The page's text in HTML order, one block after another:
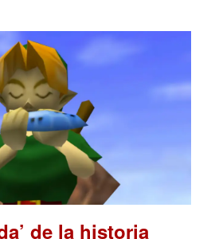
de la historia